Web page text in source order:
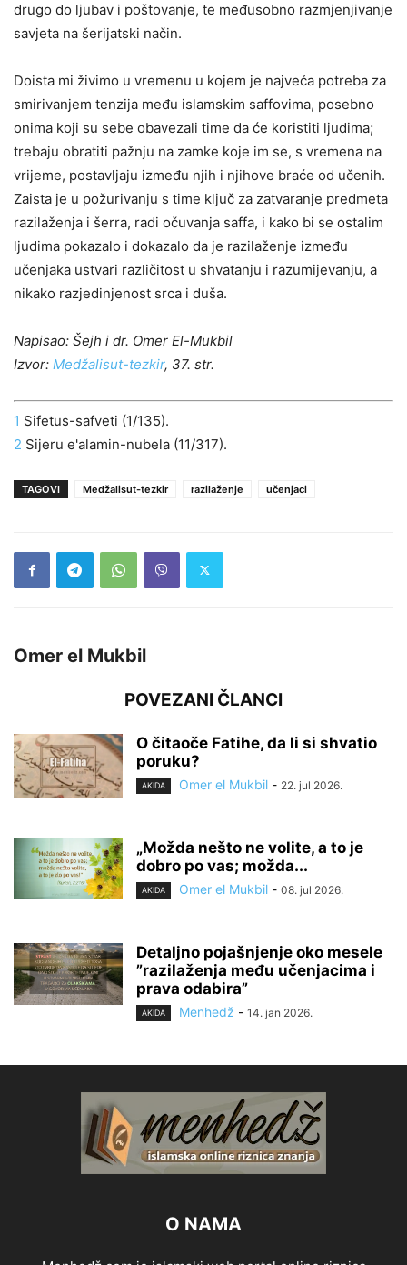
drugo do ljubav i poštovanje, te međusobno razmjenjivanje
savjeta na šerijatski način.
Doista mi živimo u vremenu u kojem je najveća potreba za
smirivanjem tenzija među islamskim saffovima, posebno
onima koji su sebe obavezali time da će koristiti ljudima;
trebaju obratiti pažnju na zamke koje im se, s vremena na
vrijeme, postavljaju između njih i njihove braće od učenih.
Zaista je u požurivanju s time ključ za zatvaranje predmeta
razilaženja i šerra, radi očuvanja saffa, i kako bi se ostalim
ljudima pokazalo i dokazalo da je razilaženje između
učenjaka ustvari različitost u shvatanju i razumijevanju, a
nikako razjedinjenost srca i duša.
Napisao: Šejh i dr. Omer El-Mukbil
Izvor: Medžalisut-tezkir, 37. str.
1 Sifetus-safveti (1/135).
2 Sijeru e'alamin-nubela (11/317).
TAGOVI Medžalisut-tezkir razilaženje učenjaci
Omer el Mukbil
POVEZANI ČLANCI
O čitaoče Fatihe, da li si shvatio
poruku?
AKIDA Omer el Mukbil - 22. jul 2026.
„Možda nešto ne volite, a to je
dobro po vas; možda...
AKIDA Omer el Mukbil - 08. jul 2026.
Detaljno pojašnjenje oko mesele
”razilaženja među učenjacima i
prava odabira”
AKIDA Menhedž - 14. jan 2026.
O NAMA